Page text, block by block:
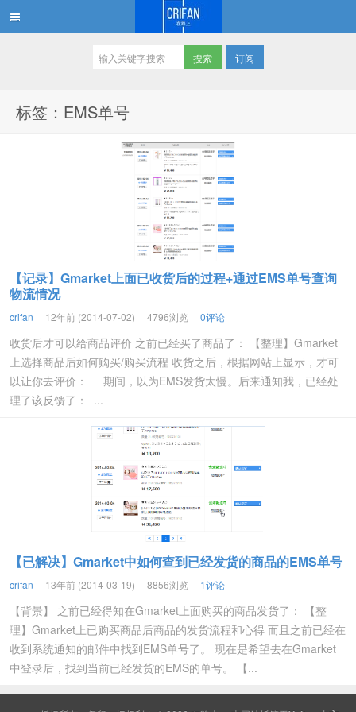
订阅
标签：EMS单号
【记录】Gmarket上面已收货后的过程+通过EMS单号查询
物流情况
crifan 12年前 (2014-07-02) 4796浏览 0评论
收货后才可以给商品评价 之前已经买了商品了： 【整理】Gmarket
上选择商品后如何购买/购买流程 收货之后，根据网站上显示，才可
以让你去评价： 期间，以为EMS发货太慢。后来通知我，已经处
理了该反馈了： ...
【已解决】Gmarket中如何查到已经发货的商品的EMS单号
crifan 13年前 (2014-03-19) 8856浏览 1评论
【背景】 之前已经得知在Gmarket上面购买的商品发货了： 【整
理】Gmarket上已购买商品后商品的发货流程和心得 而且之前已经在
收到系统通知的邮件中找到EMS单号了。 现在是希望去在Gmarket
中登录后，找到当前已经发货的EMS的单号。 【...